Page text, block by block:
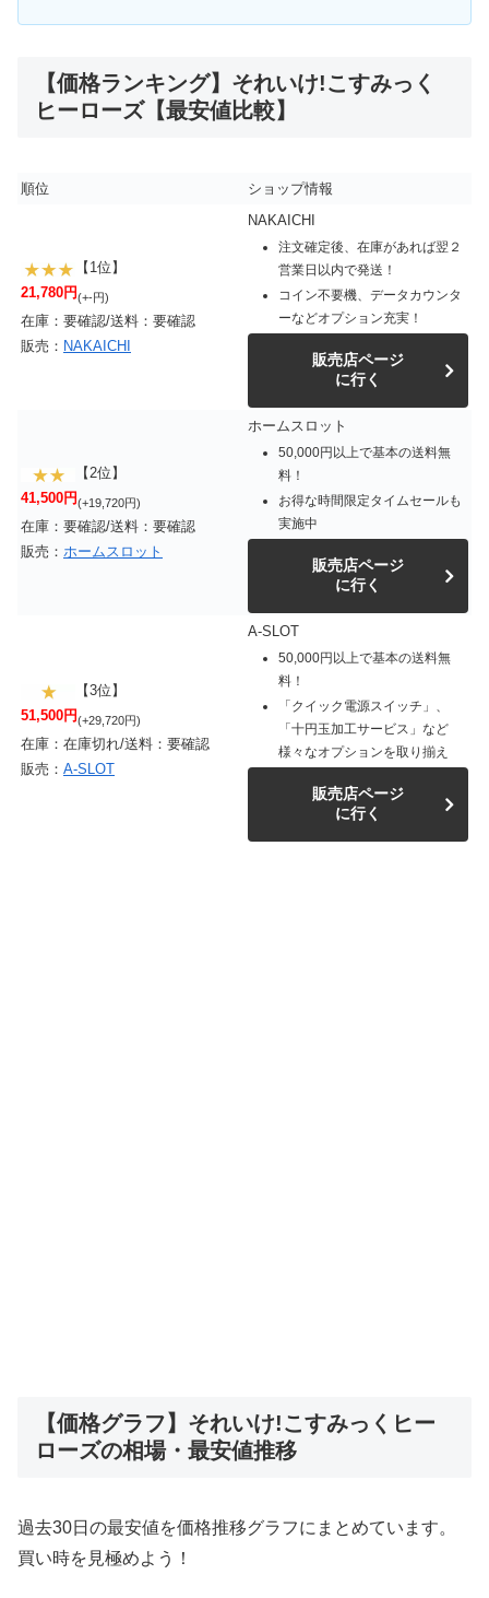
【価格ランキング】それいけ!こすみっく
ヒーローズ【最安値比較】
順位 ショップ情報
【1位】
21,780円(+-円)
在庫：要確認/送料：要確認
販売： NAKAICHI
NAKAICHI
注文確定後、在庫があれば翌２
営業日以内で発送！
コイン不要機、データカウンタ
ーなどオプション充実！
販売店ページ
に行く
【2位】
41,500円(+19,720円)
在庫：要確認/送料：要確認
販売： ホームスロット
ホームスロット
50,000円以上で基本の送料無
料！
お得な時間限定タイムセールも
実施中
販売店ページ
に行く
【3位】
51,500円(+29,720円)
在庫：在庫切れ/送料：要確認
販売： A-SLOT
A-SLOT
50,000円以上で基本の送料無
料！
「クイック電源スイッチ」、
「十円玉加工サービス」など
様々なオプションを取り揃え
販売店ページ
に行く
【価格グラフ】それいけ!こすみっくヒー
ローズの相場・最安値推移
過去30日の最安値を価格推移グラフにまとめています。
買い時を見極めよう！